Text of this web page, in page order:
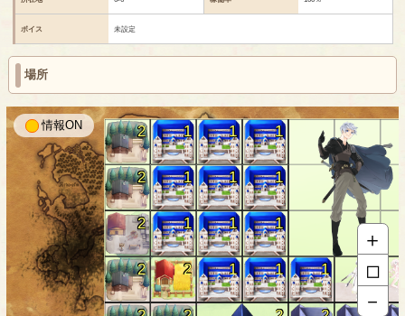
ボイス 未設定
場所
2 1
2
1
1
1
1
1
1
1
2
2 1
1
1
2 1
2
情報
＋
□
－